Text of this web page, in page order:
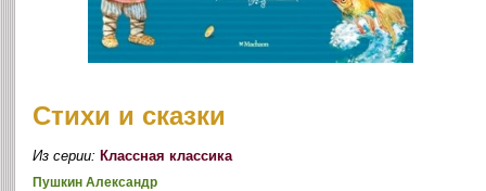
Стихи и сказки
Из серии:Классная классика
Пушкин Александр